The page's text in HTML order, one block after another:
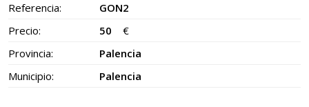
Referencia:
GON2
Precio:
50
€
Provincia:
Palencia
Municipio:
Palencia